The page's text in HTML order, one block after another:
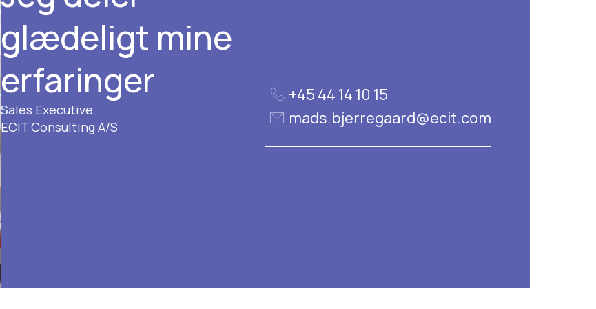
glædeligt mine
erfaringer
Sales Executive
ECIT Consulting A/S
+45 44 14 10 15
mads.bjerregaard@ecit.com